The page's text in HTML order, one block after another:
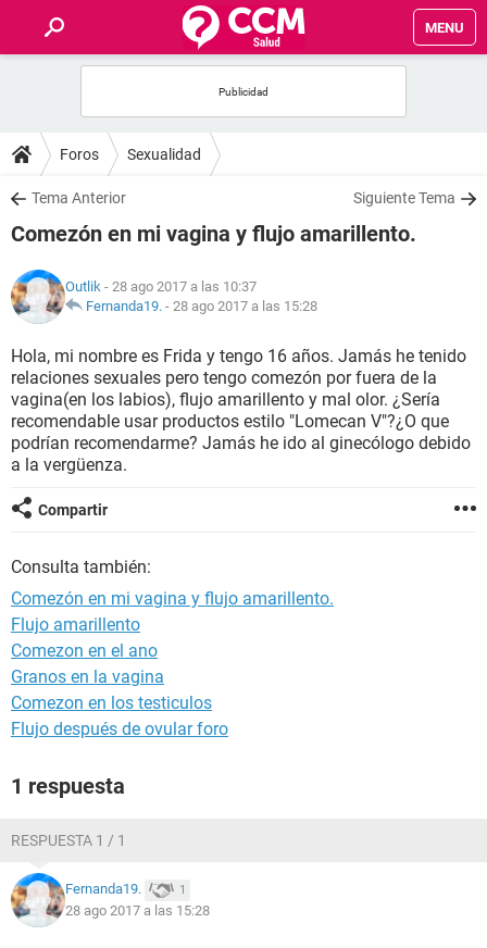
MENU
FOROS
SALUD
NUTRICIÓN
BIENESTAR
SEXUALIDAD
GLOSARIO
Foros Sexualidad
Tema Anterior Siguiente Tema
Comezón en mi vagina y flujo amarillento.
Outlik - 28 ago 2017 a las 10:37
Fernanda19. - 28 ago 2017 a las 15:28
Hola, mi nombre es Frida y tengo 16 años. Jamás he tenido
relaciones sexuales pero tengo comezón por fuera de la
vagina(en los labios), flujo amarillento y mal olor. ¿Sería
recomendable usar productos estilo "Lomecan V"?¿O que
podrían recomendarme? Jamás he ido al ginecólogo debido
a la vergüenza.
Compartir
Consulta también:
Comezón en mi vagina y flujo amarillento.
Flujo amarillento
Comezon en el ano
Granos en la vagina
Comezon en los testiculos
Flujo después de ovular foro
1 respuesta
RESPUESTA 1 / 1
Fernanda19. 1
28 ago 2017 a las 15:28